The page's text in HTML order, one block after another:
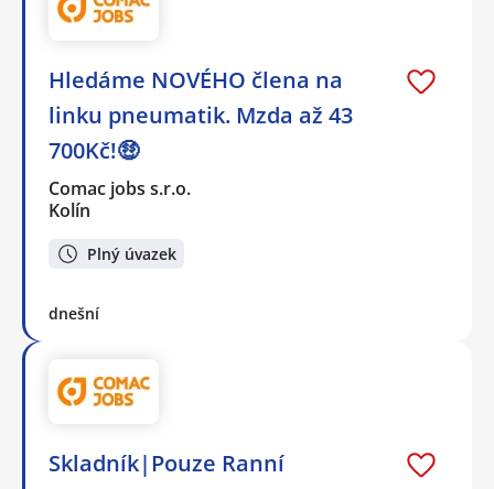
Hledáme NOVÉHO člena na
linku pneumatik. Mzda až 43
700Kč!🤑
Comac jobs s.r.o.
Kolín
Plný úvazek
dnešní
Skladník|Pouze Ranní